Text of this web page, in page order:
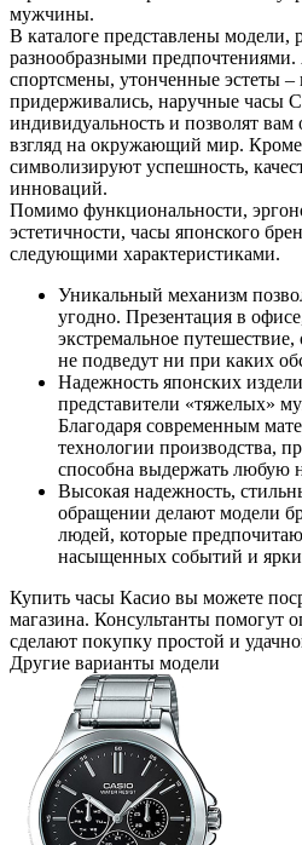
мужчины.
В каталоге представлены модели,
разнообразными
спортсмены, утонченные эстеты –
придерживались, наручные часы
индивидуальность и позволят вам
взгляд на окружающий мир.
символизируют успешность,
инноваций.
Помимо функциональности,
эстетичности, часы японского
следующими характеристиками.
Уникальный механизм
угодно. Презентация в
экстремальное
не подведут ни при каких
Надежность японских
представители «тяжелых»
Благодаря современным
технологии производства,
способна выдержать любую
Высокая надежность,
обращении делают модели
людей, которые
насыщенных событий и
Купить часы Касио вы можете
магазина. Консультанты помогут
сделают покупку простой и
Другие варианты модели